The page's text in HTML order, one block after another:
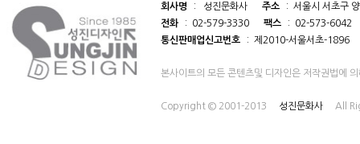
회사명 : 성진문화사 주소
: 서울시 서초구
전화
: 02-579-3330 팩스
: 02-573-6042
통신판매업신고번호
: 제2010-서울서초-1896
본사이트의 모든 콘텐츠및 디자인은 저작권법에
Copyright © 2001-2013 성진문화사 All